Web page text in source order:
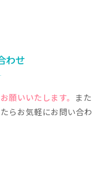
わせ
願いいたします。 また
らお気軽にお問い合わ